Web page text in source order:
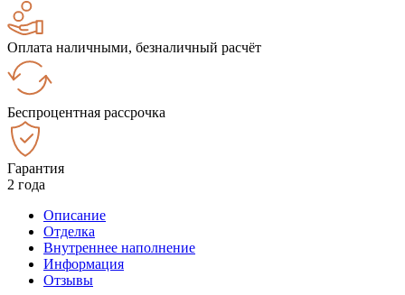
Оплата наличными, безналичный расчёт
Беспроцентная рассрочка
Гарантия
2 года
Описание
Отделка
Внутреннее наполнение
Информация
Отзывы